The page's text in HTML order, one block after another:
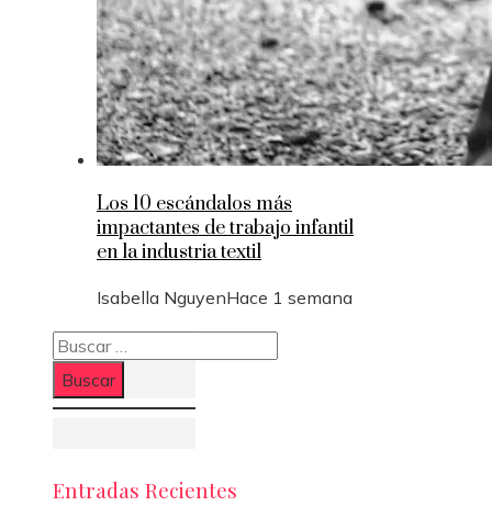
Los 10 escándalos más
impactantes de trabajo infantil
en la industria textil
Isabella NguyenHace 1 semana
Buscar:
Entradas Recientes